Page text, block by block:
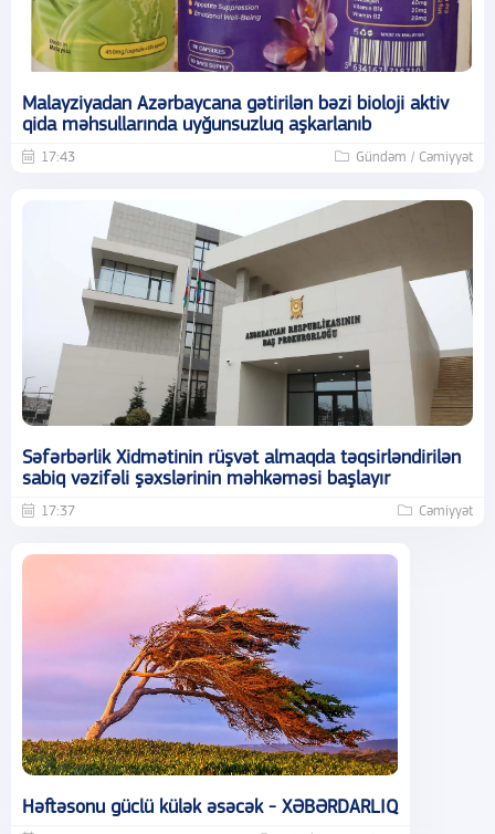
Malayziyadan Azərbaycana gətirilən bəzi bioloji aktiv
qida məhsullarında uyğunsuzluq aşkarlanıb
17:43 Gündəm / Cəmiyyət
Səfərbərlik Xidmətinin rüşvət almaqda təqsirləndirilən
sabiq vəzifəli şəxslərinin məhkəməsi başlayır
17:37 Cəmiyyət
Həftəsonu güclü külək əsəcək - XƏBƏRDARLIQ